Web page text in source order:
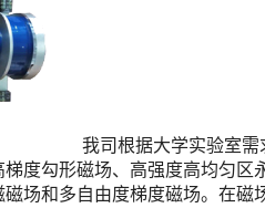
我司根据大学实验室需
度勾形磁场、高强度高均匀区
场和多自由度梯度磁场。在磁